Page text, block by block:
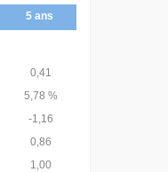
5 ans
0,41
5,78 %
-1,16
0,86
1,00